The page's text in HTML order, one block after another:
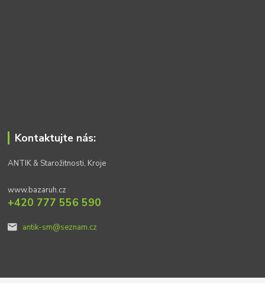
Kontaktujte nás:
ANTIK & Starožitnosti, Kroje
www.bazaruh.cz
+420 777 556 590
antik-sm@seznam.cz